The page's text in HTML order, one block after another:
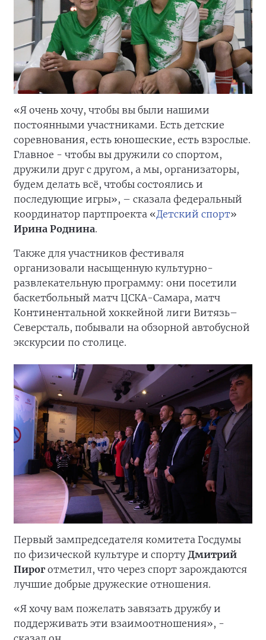
«Я очень хочу, чтобы вы были нашими
постоянными участниками. Есть детские
соревнования, есть юношеские, есть взрослые.
Главное - чтобы вы дружили со спортом,
дружили друг с другом, а мы, организаторы,
будем делать всё, чтобы состоялись и
последующие игры», – сказала федеральный
координатор партпроекта «Детский спорт»
Ирина Роднина.
Также для участников фестиваля
организовали насыщенную культурно-
развлекательную программу: они посетили
баскетбольный матч ЦСКА-Самара, матч
Континентальной хоккейной лиги Витязь–
Северсталь, побывали на обзорной автобусной
экскурсии по столице.
Первый зампредседателя комитета Госдумы
по физической культуре и спорту Дмитрий
Пирог отметил, что через спорт зарождаются
лучшие добрые дружеские отношения.
«Я хочу вам пожелать завязать дружбу и
поддерживать эти взаимоотношения», -